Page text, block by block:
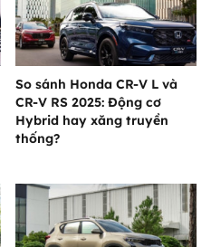
So sánh Honda CR-V L và
CR-V RS 2025: Động cơ
Hybrid hay xăng truyền
thống?